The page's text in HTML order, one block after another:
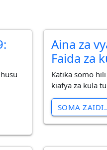
Aina za
Faida za
Katika somo
kiafya za kula
SOMA